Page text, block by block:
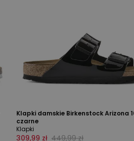
Klapki damskie Birkenstock Arizona
czarne
Klapki
309,99 zł 449,99 zł